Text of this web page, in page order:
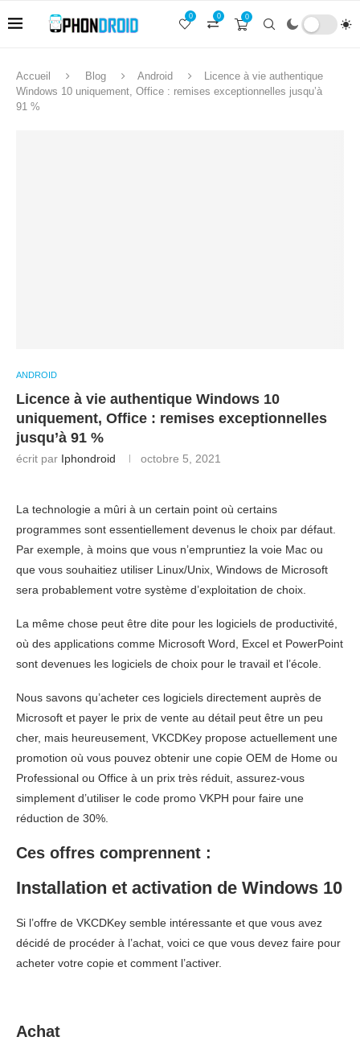
0
0
0
Accueil Blog Android
Licence à vie authentique
Windows 10 uniquement, Office : remises exceptionnelles jusqu’à
91 %
ANDROID
Licence à vie authentique Windows 10
uniquement, Office : remises exceptionnelles
jusqu’à 91 %
écrit par Iphondroid octobre 5, 2021
La technologie a mûri à un certain point où certains
programmes sont essentiellement devenus le choix par défaut.
Par exemple, à moins que vous n’empruntiez la voie Mac ou
que vous souhaitiez utiliser Linux/Unix, Windows de Microsoft
sera probablement votre système d’exploitation de choix.
La même chose peut être dite pour les logiciels de productivité,
où des applications comme Microsoft Word, Excel et PowerPoint
sont devenues les logiciels de choix pour le travail et l’école.
Nous savons qu’acheter ces logiciels directement auprès de
Microsoft et payer le prix de vente au détail peut être un peu
cher, mais heureusement, VKCDKey propose actuellement une
promotion où vous pouvez obtenir une copie OEM de Home ou
Professional ou Office à un prix très réduit, assurez-vous
simplement d’utiliser le code promo VKPH pour faire une
réduction de 30%.
Ces offres comprennent :
Installation et activation de Windows 10
Si l’offre de VKCDKey semble intéressante et que vous avez
décidé de procéder à l’achat, voici ce que vous devez faire pour
acheter votre copie et comment l’activer.
Achat